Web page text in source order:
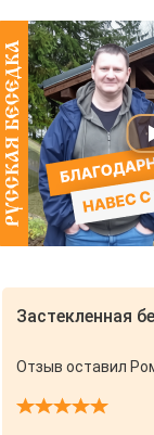
Застекленная
Отзыв оставил